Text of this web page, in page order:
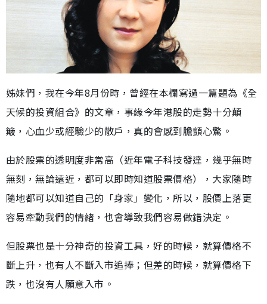
姊妹們，我在今年8月份時，曾經在本欄寫過一篇題為《全
天候的投資組合》的文章，事緣今年港股的走勢十分顛
簸，心血少或經驗少的散戶，真的會感到膽顫心驚。
由於股票的透明度非常高（近年電子科技發達，幾乎無時
無刻，無論遠近，都可以即時知道股票價格），大家隨時
隨地都可以知道自己的「身家」變化，所以，股價上落更
容易牽動我們的情緒，也會導致我們容易做錯決定。
但股票也是十分神奇的投資工具，好的時候，就算價格不
斷上升，也有人不斷入市追捧；但差的時候，就算價格下
跌，也沒有人願意入市。